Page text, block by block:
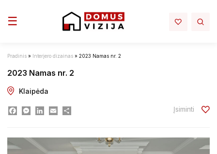
Toggle navigation
☰
Pradinis » Interjero dizainas » 2023 Namas nr. 2
2023 Namas nr. 2
Klaipėda
Įsiminti
FacebookMessenger
LinkedIn
Email